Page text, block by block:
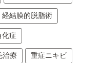
経結膜的脱脂術
化症
治療 重症ニキビ